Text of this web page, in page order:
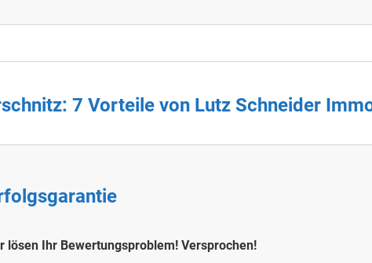
7 Vorteile von Lutz Schneider
lösen Ihr Bewertungsproblem! Versprochen!